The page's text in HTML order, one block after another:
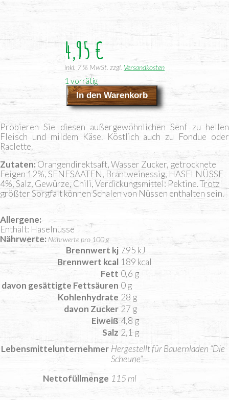
4,95€
inkl. 7 % MwSt. zzgl. Versandkosten
1 vorrätig
Feigen-
Nuss
Menge
In den Warenkorb
Pro­bie­ren Sie die­sen außer­ge­wöhn­li­chen Senf zu hel­len
Fleisch und mil­dem Käse. Köst­lich auch zu Fon­due oder
Raclette.
Zutaten Orangendirektsaft, Wasser Zucker, getrocknete
Feigen 12%, SENFSAATEN, Brantweinessig, HASELNÜSSE
4%, Salz, Gewürze, Chili, Verdickungsmittel: Pektine. Trotz
größter Sorgfalt können Schalen von Nüssen enthalten sein.
Allergene
Enthält: Haselnüsse
Nährwerte Nährwerte pro 100 g
Brennwert kj 795 kJ
Brennwert kcal 189 kcal
Fett 0,6 g
davon gesättigte Fettsäuren 0g
Kohlenhydrate 28 g
davon Zucker 27g
Eiweiß 4,8 g
Salz 2,1 g
Lebensmittelunternehmer Hergestellt für Bauernladen “Die
Scheune“
Nettofüllmenge 115 ml